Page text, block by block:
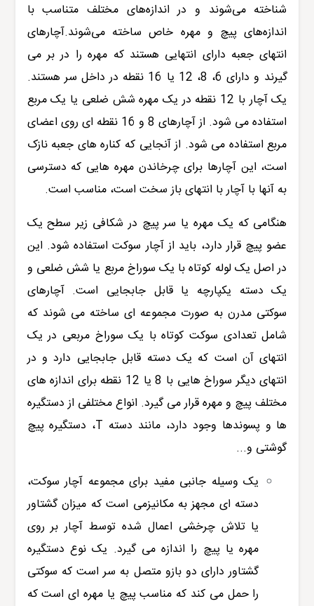
شناخته می‌شوند و در اندازه‌های مختلف متناسب با
اندازه‌های پیچ و مهره خاص ساخته می‌شوند.آچارهای
انتهای جعبه دارای انتهایی هستند که مهره را در بر می
گیرند و دارای 6، 8، 12 یا 16 نقطه در داخل سر هستند.
یک آچار با 12 نقطه در یک مهره شش ضلعی یا یک مربع
استفاده می شود. از آچارهای 8 و 16 نقطه ای روی اعضای
مربع استفاده می شود. از آنجایی که کناره های جعبه نازک
است، این آچارها برای چرخاندن مهره هایی که دسترسی
به آنها با آچار با انتهای باز سخت است، مناسب است.
هنگامی که یک مهره یا سر پیچ در شکافی زیر سطح یک
عضو پیچ قرار دارد، باید از آچار سوکت استفاده شود. این
در اصل یک لوله کوتاه با یک سوراخ مربع یا شش ضلعی و
یک دسته یکپارچه یا قابل جابجایی است. آچارهای
سوکتی مدرن به صورت مجموعه ای ساخته می شوند که
شامل تعدادی سوکت کوتاه با یک سوراخ مربعی در یک
انتهای آن است که یک دسته قابل جابجایی دارد و در
انتهای دیگر سوراخ هایی با 8 یا 12 نقطه برای اندازه های
مختلف پیچ و مهره قرار می گیرد. انواع مختلفی از دستگیره
ها و پسوندها وجود دارد، مانند دسته T، دستگیره پیچ
گوشتی و...
یک وسیله جانبی مفید برای مجموعه آچار سوکت،
دسته ای مجهز به مکانیزمی است که میزان گشتاور
یا تلاش چرخشی اعمال شده توسط آچار بر روی
مهره یا پیچ را اندازه می گیرد. یک نوع دستگیره
گشتاور دارای دو بازو متصل به سر است که سوکتی
را حمل می کند که مناسب پیچ یا مهره ای است که